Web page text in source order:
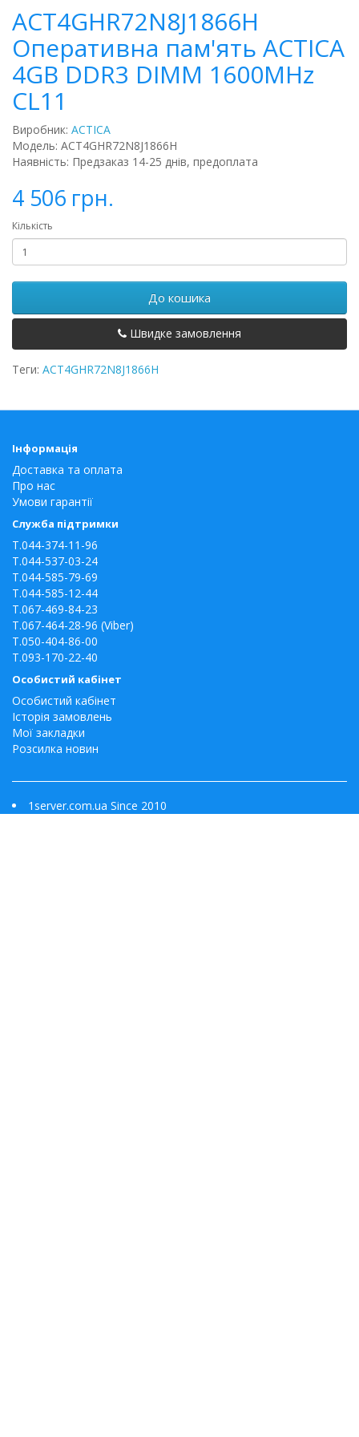
ACT4GHR72N8J1866H
Оперативна пам'ять ACTICA
4GB DDR3 DIMM 1600MHz
CL11
Виробник: ACTICA
Модель: ACT4GHR72N8J1866H
Наявність: Предзаказ 14-25 днів, предоплата
4 506 грн.
Кількість
До кошика
Швидке замовлення
Теги: ACT4GHR72N8J1866H
Інформація
Доставка та оплата
Про нас
Умови гарантії
Служба підтримки
T.044-374-11-96
T.044-537-03-24
T.044-585-79-69
T.044-585-12-44
T.067-469-84-23
T.067-464-28-96 (Viber)
T.050-404-86-00
T.093-170-22-40
Особистий кабінет
Особистий кабінет
Історія замовлень
Мої закладки
Розсилка новин
1server.com.ua Since 2010